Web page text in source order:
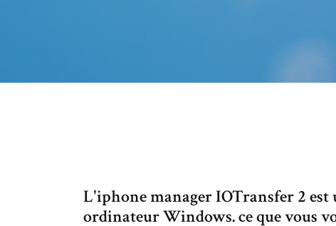
L'iphone manager IOTransfer 2
ordinateur Windows. ce que vous